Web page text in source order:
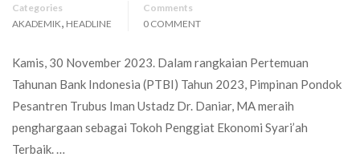
Categories
AKADEMIK, HEADLINE
Comments
0 COMMENT
Kamis, 30 November 2023. Dalam rangkaian Pertemuan
Tahunan Bank Indonesia (PTBI) Tahun 2023, Pimpinan Pondok
Pesantren Trubus Iman Ustadz Dr. Daniar, MA meraih
penghargaan sebagai Tokoh Penggiat Ekonomi Syari’ah
Terbaik. …